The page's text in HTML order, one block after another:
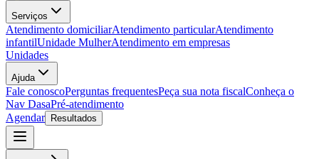
Serviços
Atendimento domiciliarAtendimento particularAtendimento
infantilUnidade MulherAtendimento em empresas
Unidades
Ajuda
Fale conoscoPerguntas frequentesPeça sua nota fiscalConheça o
Nav DasaPré-atendimento
Agendar
Resultados